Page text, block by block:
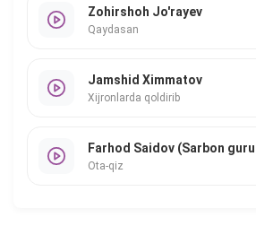
Zohirshoh Jo'rayev
Qaydasan
Jamshid Ximmatov
Xijronlarda qoldirib
Ota-qiz